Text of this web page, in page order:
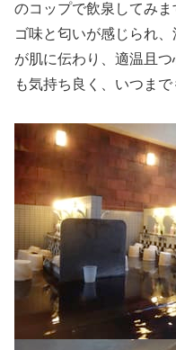
のコップで飲泉してみ
ゴ味と匂いが感じられ
が肌に伝わり、適温且
も気持ち良く、いつま